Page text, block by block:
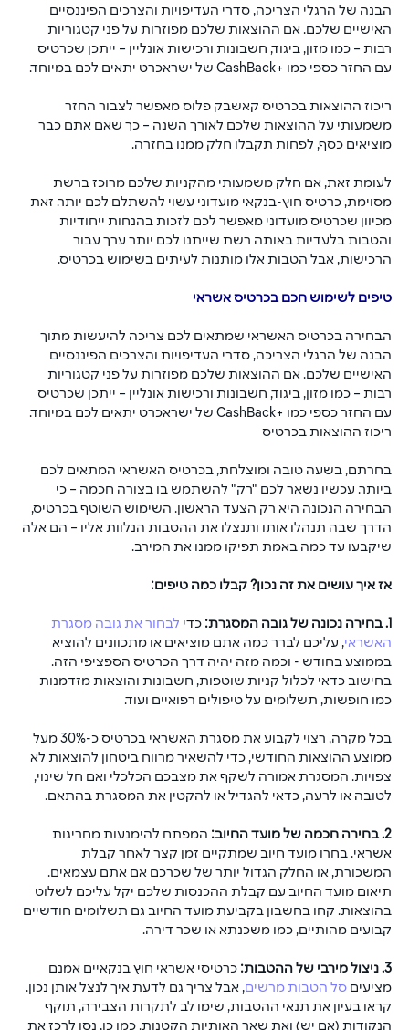
הבנה של הרגלי הצריכה, סדרי העדיפויות והצרכים הפיננסיים
האישיים שלכם. אם ההוצאות שלכם מפוזרות על פני קטגוריות
רבות – כמו מזון, ביגוד, חשבונות ורכישות אונליין – ייתכן שכרטיס
עם החזר כספי כמו +CashBack של ישראכרט יתאים לכם במיוחד.
ריכוז ההוצאות בכרטיס קאשבק פלוס מאפשר לצבור החזר
משמעותי על ההוצאות שלכם לאורך השנה – כך שאם אתם כבר
מוציאים כסף, לפחות תקבלו חלק ממנו בחזרה.
לעומת זאת, אם חלק משמעותי מהקניות שלכם מרוכז ברשת
מסוימת, כרטיס חוץ-בנקאי מועדוני עשוי להשתלם לכם יותר. זאת
מכיוון שכרטיס מועדוני מאפשר לכם לזכות בהנחות ייחודיות
והטבות בלעדיות באותה רשת שייתנו לכם יותר ערך עבור
הרכישות, אבל הטבות אלו מותנות לעיתים בשימוש בכרטיס.
טיפים לשימוש חכם בכרטיס אשראי
הבחירה בכרטיס האשראי שמתאים לכם צריכה להיעשות מתוך
הבנה של הרגלי הצריכה, סדרי העדיפויות והצרכים הפיננסיים
האישיים שלכם. אם ההוצאות שלכם מפוזרות על פני קטגוריות
רבות – כמו מזון, ביגוד, חשבונות ורכישות אונליין – ייתכן שכרטיס
עם החזר כספי כמו +CashBack של ישראכרט יתאים לכם במיוחד.
ריכוז ההוצאות בכרטיס
בחרתם, בשעה טובה ומוצלחת, בכרטיס האשראי המתאים לכם
ביותר. עכשיו נשאר לכם "רק" להשתמש בו בצורה חכמה – כי
הבחירה הנכונה היא רק הצעד הראשון. השימוש השוטף בכרטיס,
הדרך שבה תנהלו אותו ותנצלו את ההטבות הנלוות אליו – הם אלה
שיקבעו עד כמה באמת תפיקו ממנו את המירב.
אז איך עושים את זה נכון? קבלו כמה טיפים:
כדי לבחור את גובה מסגרת
האשראי, עליכם לברר כמה אתם מוציאים או מתכוונים להוציא
בממוצע בחודש - וכמה מזה יהיה דרך הכרטיס הספציפי הזה.
בחישוב כדאי לכלול קניות שוטפות, חשבונות והוצאות מזדמנות
כמו חופשות, תשלומים על טיפולים רפואיים ועוד.
בכל מקרה, רצוי לקבוע את מסגרת האשראי בכרטיס כ-30% מעל
ממוצע ההוצאות החודשי, כדי להשאיר מרווח ביטחון להוצאות לא
צפויות. המסגרת אמורה לשקף את מצבכם הכלכלי ואם חל שינוי,
לטובה או לרעה, כדאי להגדיל או להקטין את המסגרת בהתאם.
2. בחירה חכמה של מועד החיוב:
המפתח להימנעות מחריגות
אשראי. בחרו מועד חיוב שמתקיים זמן קצר לאחר קבלת
המשכורת, או החלק הגדול יותר של שכרכם אם אתם עצמאים.
תיאום מועד החיוב עם קבלת ההכנסות שלכם יקל עליכם לשלוט
בהוצאות. קחו בחשבון בקביעת מועד החיוב גם תשלומים חודשיים
קבועים מהותיים, כמו משכנתא או שכר דירה.
3. ניצול מירבי של ההטבות:
כרטיסי אשראי חוץ בנקאיים אמנם
מציעים סל הטבות מרשים, אבל צריך גם לדעת איך לנצל אותן נכון.
קראו בעיון את תנאי ההטבות, שימו לב לתקרות הצבירה, תוקף
הנקודות (אם יש) ואת שאר האותיות הקטנות. כמו כן, נסו לרכז את